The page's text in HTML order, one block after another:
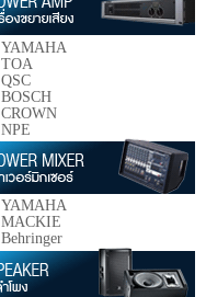
YAMAHA
TOA
QSC
BOSCH
CROWN
NPE
YAMAHA
MACKIE
Behringer